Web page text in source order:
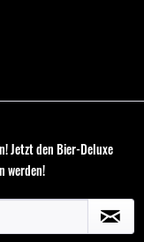
Jetzt den Bier-Deluxe
werden!